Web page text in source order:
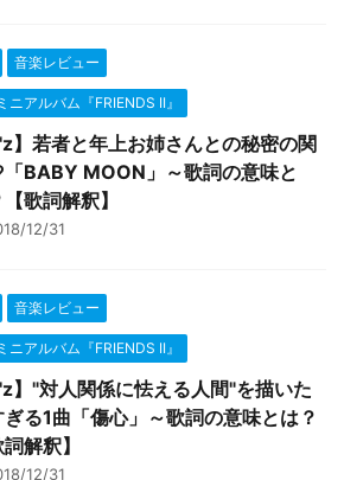
音楽レビュー
ニアルバム『FRIENDS II』
】若者と年上お姉さんとの秘密の関
BABY MOON」～歌詞の意味と
歌詞解釈】
12/31
音楽レビュー
ニアルバム『FRIENDS II』
】"対人関係に怯える人間"を描いた
る1曲「傷心」～歌詞の意味とは？
詞解釈】
12/31